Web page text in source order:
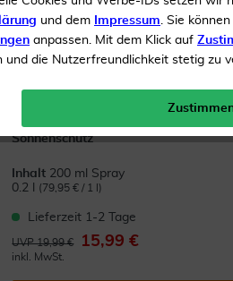
5 10 ... 21
& Bräune...
Sonnenschutz
Inhalt 200 ml Spray
0.2 l
(79,95 € / 1 l)
Lieferzeit 1-2 Tage
UVP 19,99 € 15,99 €
inkl. MwSt.
und dem Impressum. Sie
anpassen. Mit dem Klick auf
und die Nutzerfreundlichkeit stetig zu